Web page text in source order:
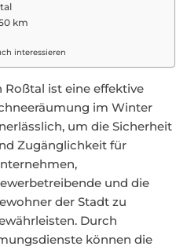
km
interessieren
Roßtal ist eine effektive
im Winter
um die Sicherheit
Zugänglichkeit für
und die
der Stadt zu
Durch
können die